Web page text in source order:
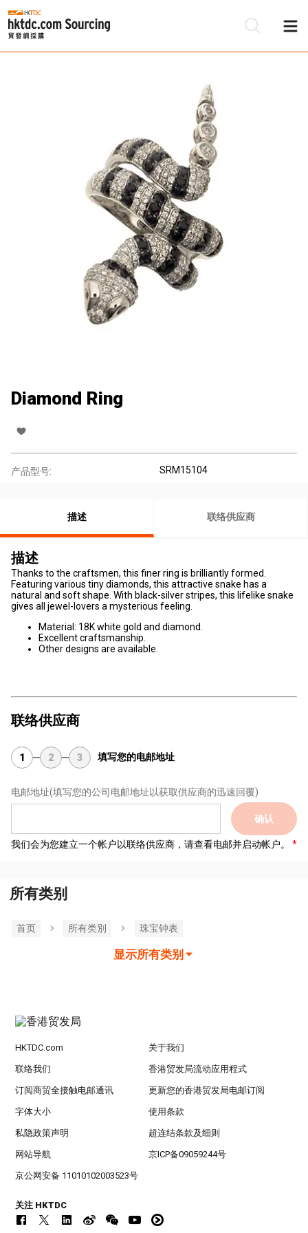
Diamond Ring
产品型号: SRM15104
描述 联络供应商
描述
Thanks to the craftsmen, this finer ring is brilliantly formed.
Featuring various tiny diamonds, this attractive snake has a
natural and soft shape. With black-silver stripes, this lifelike snake
gives all jewel-lovers a mysterious feeling.
Material: 18K white gold and diamond.
Excellent craftsmanship.
Other designs are available.
联络供应商
1 2 3 填写您的电邮地址
电邮地址(填写您的公司电邮地址以获取供应商的迅速回覆)
确认
我们会为您建立一个帐户以联络供应商，请查看电邮并启动帐户。
所有类别
首页 所有类別 珠宝钟表
显示所有类别
HKTDC.com 关于我们
联络我们 香港贸发局流动应用程式
订阅商贸全接触电邮通讯 更新您的香港贸发局电邮订阅
字体大小 使用条款
私隐政策声明 超连结条款及细则
网站导航 京ICP备09059244号
京公网安备 11010102003523号
关注 HKTDC